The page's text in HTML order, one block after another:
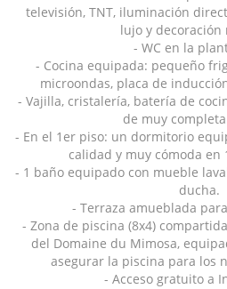
televisión, TNT, iluminación
lujo y decoración
- WC en la
- Cocina equipada: pequeño
microondas, placa de
- Vajilla, cristalería, batería de
de muy
- En el 1er piso: un dormitorio
calidad y muy cómoda en
- 1 baño equipado con mueble
ducha.
- Terraza amueblada
- Zona de piscina (8x4)
del Domaine du Mimosa,
asegurar la piscina para los
- Acceso gratuito a